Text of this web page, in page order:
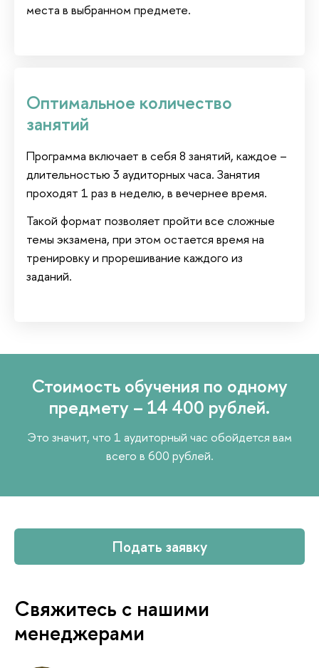
места в выбранном предмете.
Оптимальное количество
занятий
Программа включает в себя 8 занятий, каждое –
длительностью 3 аудиторных часа. Занятия
проходят 1 раз в неделю, в вечернее время.
Такой формат позволяет пройти все сложные
темы экзамена, при этом остается время на
тренировку и прорешивание каждого из
заданий.
Стоимость обучения по одному
предмету – 14 400 рублей.
Это значит, что 1 аудиторный час обойдется вам
всего в 600 рублей.
Подать заявку
Свяжитесь с нашими
менеджерами